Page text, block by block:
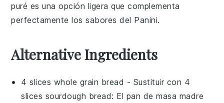
puré es una opción ligera que complementa
perfectamente los sabores del Panini.
Alternative Ingredients
4 slices whole grain bread - Sustituir con 4
slices sourdough bread: El pan de masa madre